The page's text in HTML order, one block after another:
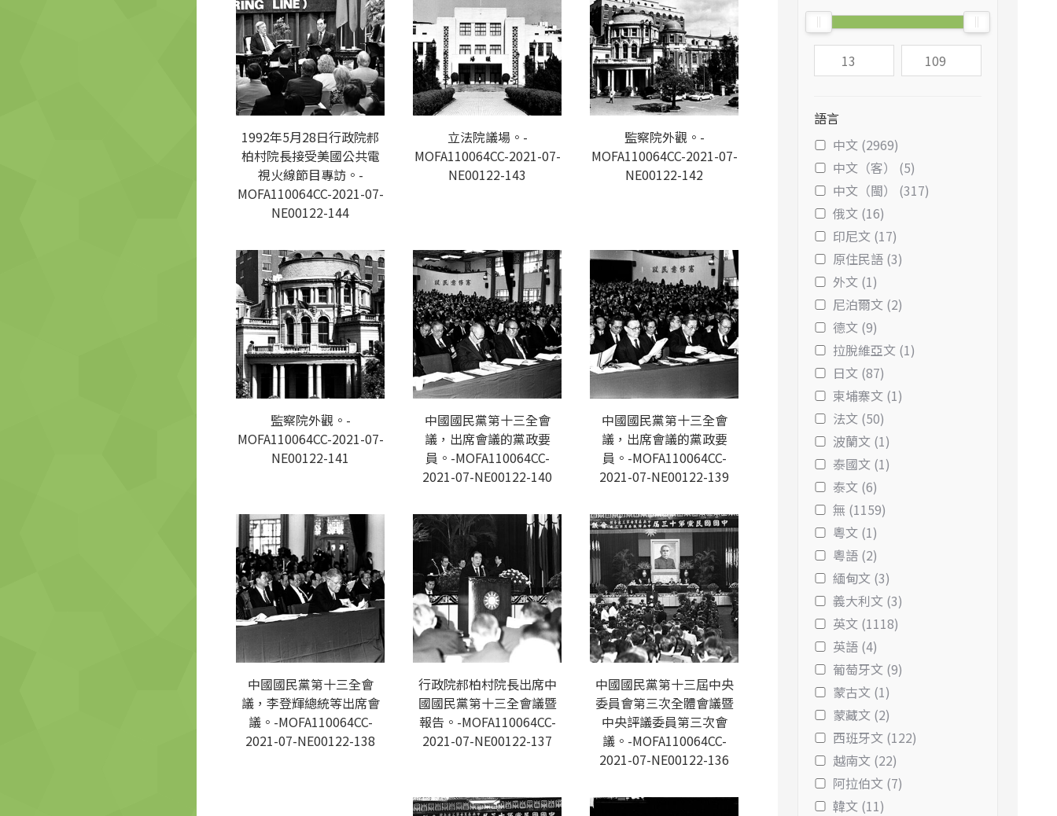
1992年5月28日行政院郝
柏村院長接受美國公共電
視火線節目專訪。-
MOFA110064CC-2021-07-
NE00122-144
立法院議場。-
MOFA110064CC-2021-07-
NE00122-143
監察院外觀。-
MOFA110064CC-2021-07-
NE00122-142
監察院外觀。-
MOFA110064CC-2021-07-
NE00122-141
中國國民黨第十三全會
議，出席會議的黨政要
員。-MOFA110064CC-
2021-07-NE00122-140
中國國民黨第十三全會
議，出席會議的黨政要
員。-MOFA110064CC-
2021-07-NE00122-139
中國國民黨第十三全會
議，李登輝總統等出席會
議。-MOFA110064CC-
2021-07-NE00122-138
行政院郝柏村院長出席中
國國民黨第十三全會議暨
報告。-MOFA110064CC-
2021-07-NE00122-137
中國國民黨第十三屆中央
委員會第三次全體會議暨
中央評議委員第三次會
議。-MOFA110064CC-
2021-07-NE00122-136
語言
中文 (2969)
中文（客） (5)
中文（閩） (317)
俄文 (16)
印尼文 (17)
原住民語 (3)
外文 (1)
尼泊爾文 (2)
德文 (9)
拉脫維亞文 (1)
日文 (87)
柬埔寨文 (1)
法文 (50)
波蘭文 (1)
泰國文 (1)
泰文 (6)
無 (1159)
粵文 (1)
粵語 (2)
緬甸文 (3)
義大利文 (3)
英文 (1118)
英語 (4)
葡萄牙文 (9)
蒙古文 (1)
蒙藏文 (2)
西班牙文 (122)
越南文 (22)
阿拉伯文 (7)
韓文 (11)